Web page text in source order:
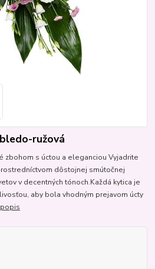
ružová
zbohom s úctou a eleganciou Vyjadrite
dôstojnej smútočnej
v decentných tónoch.Každá kytica je
aby bola vhodným prejavom úcty